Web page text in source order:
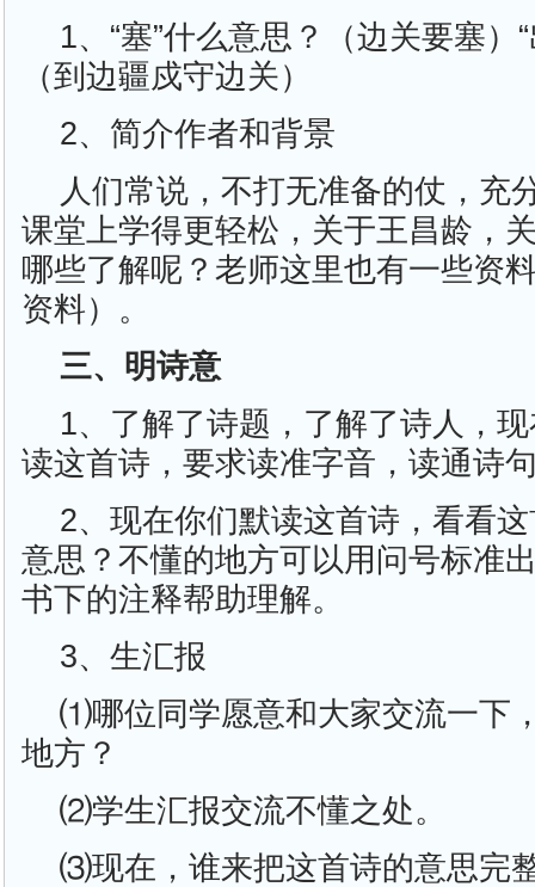
1、“塞”什么意思？（边关要塞）
（到边疆戍守边关）
2、简介作者和背景
人们常说，不打无准备的仗，充
课堂上学得更轻松，关于王昌龄，
哪些了解呢？老师这里也有一些资
资料）。
三、明诗意
1、了解了诗题，了解了诗人，
读这首诗，要求读准字音，读通诗
2、现在你们默读这首诗，看看
意思？不懂的地方可以用问号标准
书下的注释帮助理解。
3、生汇报
⑴哪位同学愿意和大家交流一下
地方？
⑵学生汇报交流不懂之处。
⑶现在，谁来把这首诗的意思完